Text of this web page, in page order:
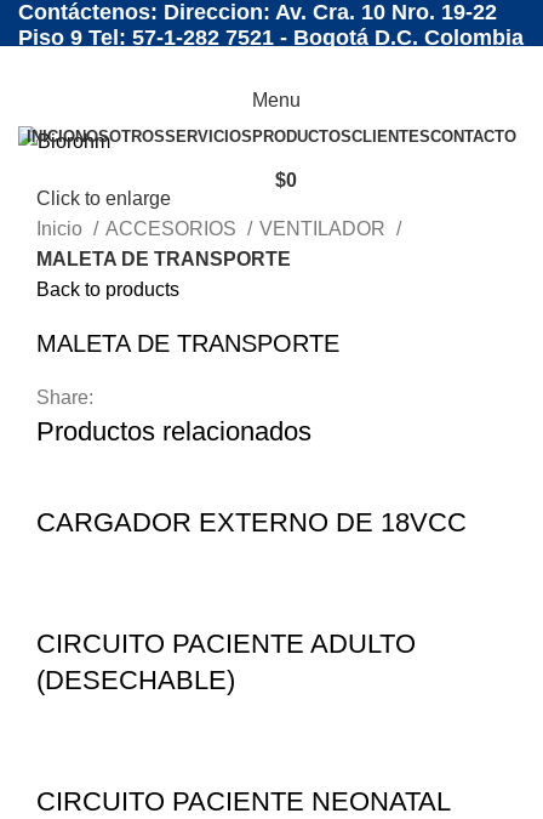
Contáctenos: Direccion: Av. Cra. 10 Nro. 19-22
Piso 9 Tel: 57-1-282 7521 - Bogotá D.C. Colombia
Menu
$0
INICIONOSOTROSSERVICIOS PRODUCTOSCLIENTESCONTACTO
Click to enlarge
Inicio
ACCESORIOS
VENTILADOR
MALETA DE TRANSPORTE
Back to products
MALETA DE TRANSPORTE
Share:
Productos relacionados
CARGADOR EXTERNO DE 18VCC
CIRCUITO PACIENTE ADULTO
(DESECHABLE)
CIRCUITO PACIENTE NEONATAL